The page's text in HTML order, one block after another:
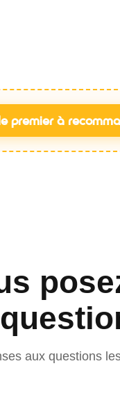
premier à
aux questions